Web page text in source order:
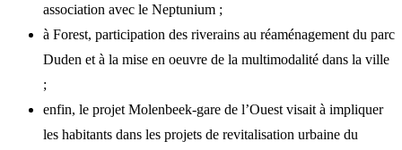
association avec le Neptunium ;
à Forest, participation des riverains au réaménagement du parc
Duden et à la mise en oeuvre de la multimodalité dans la ville
;
enfin, le projet Molenbeek-gare de l’Ouest visait à impliquer
les habitants dans les projets de revitalisation urbaine du